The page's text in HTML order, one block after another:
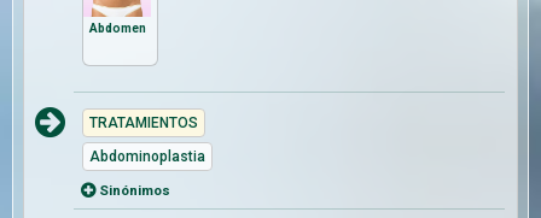
Abdomen
TRATAMIENTOS
Abdominoplastia
Sinónimos